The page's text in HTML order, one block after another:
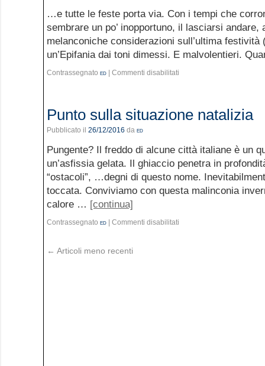
…e tutte le feste porta via. Con i tempi che
sembrare un po’ inopportuno, il lasciarsi andare,
melanconiche considerazioni sull’ultima
un’Epifania dai toni dimessi. E malvolentieri.
Contrassegnato ed Commenti disabilitati
Punto sulla situazione natalizia
Pubblicato il 26/12/2016 da ed
Pungente? Il freddo di alcune città italiane è un
un’asfissia gelata. Il ghiaccio penetra in
“ostacoli”, …degni di questo nome.
toccata. Conviviamo con questa malinconia
calore … [continua]
Contrassegnato ed Commenti disabilitati
← Articoli meno recenti